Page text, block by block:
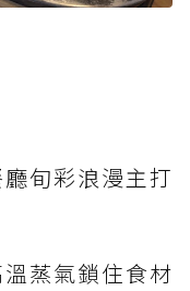
旬彩浪漫主打
蒸氣鎖住食材